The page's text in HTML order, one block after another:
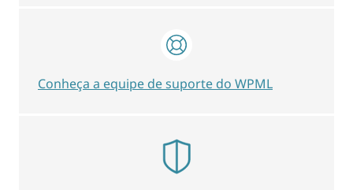
Conheça a equipe de suporte do WPML